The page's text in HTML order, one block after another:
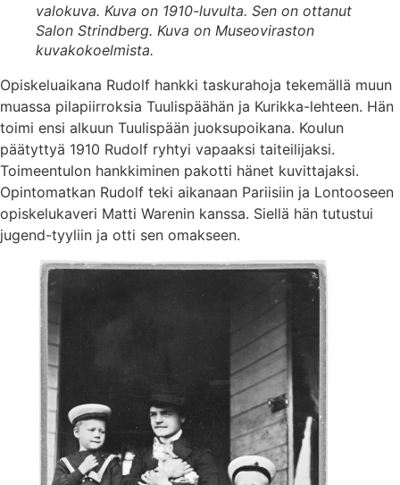
valokuva. Kuva on 1910-luvulta. Sen on ottanut
Salon Strindberg. Kuva on Museoviraston
kuvakokoelmista.
Opiskeluaikana Rudolf hankki taskurahoja tekemällä muun
muassa pilapiirroksia Tuulispäähän ja Kurikka-lehteen. Hän
toimi ensi alkuun Tuulispään juoksupoikana. Koulun
päätyttyä 1910 Rudolf ryhtyi vapaaksi taiteilijaksi.
Toimeentulon hankkiminen pakotti hänet kuvittajaksi.
Opintomatkan Rudolf teki aikanaan Pariisiin ja Lontooseen
opiskelukaveri Matti Warenin kanssa. Siellä hän tutustui
jugend-tyyliin ja otti sen omakseen.